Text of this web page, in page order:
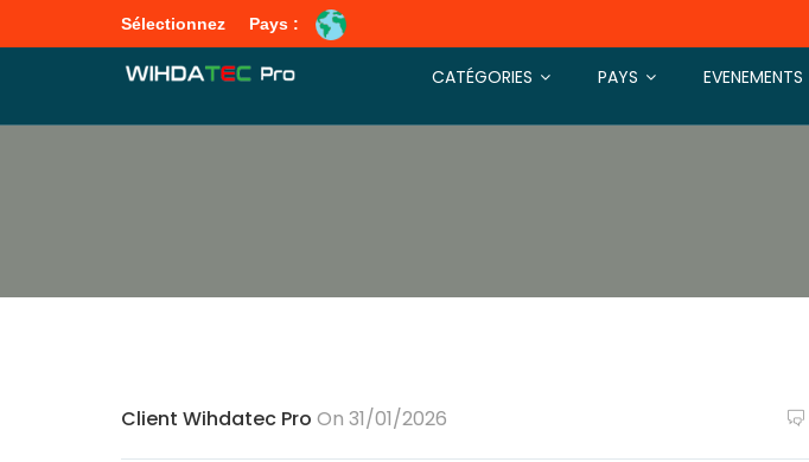
Sélectionnez Pays :
CATÉGORIES PAYS EVENEMENTS
Client Wihdatec Pro On 31/01/2026